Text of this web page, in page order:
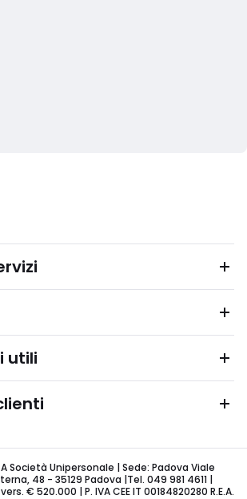
utili
Società Unipersonale | Sede: Padova Viale
48 - 35129 Padova |Tel. 049 981 4611 |
€ 520.000 | P. IVA CEE IT 00184820280 R.E.A.